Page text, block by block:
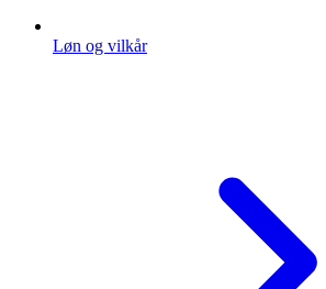
Løn og vilkår